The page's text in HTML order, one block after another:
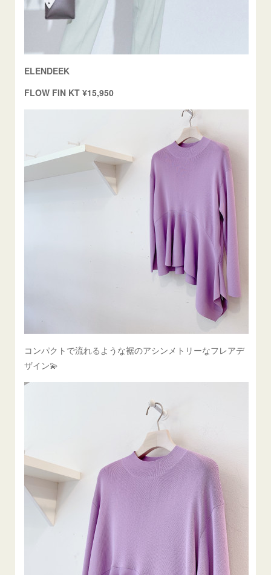
ELENDEEK
FLOW FIN KT ¥15,950
コンパクトで流れるような裾のアシンメトリーなフレアデ
ザイン💫